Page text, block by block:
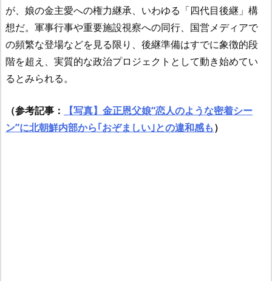
が、娘の金主愛への権力継承、いわゆる「四代目後継」構
想だ。軍事行事や重要施設視察への同行、国営メディアで
の頻繁な登場などを見る限り、後継準備はすでに象徴的段
階を超え、実質的な政治プロジェクトとして動き始めてい
るとみられる。
（参考記事：
【写真】金正恩父娘“恋人のような密着シー
ン”に北朝鮮内部から｢おぞましい｣との違和感も）